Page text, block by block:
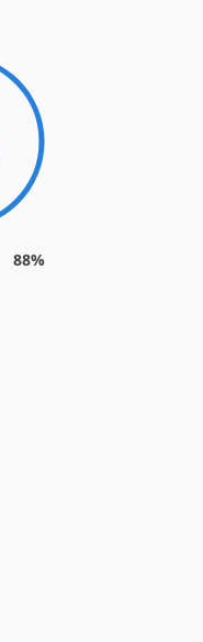
88%